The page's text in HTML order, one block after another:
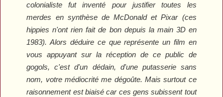
colonialiste fut inventé pour justifier toutes les
merdes en synthèse de McDonald et Pixar (ces
hippies n'ont rien fait de bon depuis la main 3D en
1983). Alors déduire ce que représente un film en
vous appuyant sur la réception de ce public de
gogols, c'est d'un dédain, d'une putasserie sans
nom, votre médiocrité me dégoûte. Mais surtout ce
raisonnement est biaisé car ces gens subissent tout